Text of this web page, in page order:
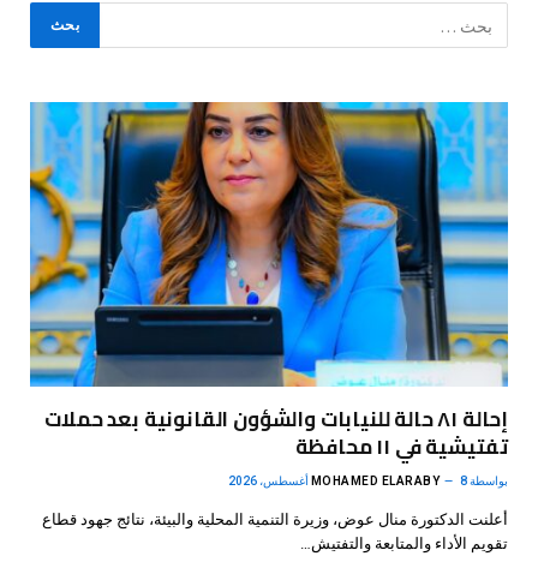
إحالة ٨١ حالة للنيابات والشؤون القانونية بعد حملات
تفتيشية في ١١ محافظة
بواسطة MOHAMED ELARABY 8 أغسطس، 2026
أعلنت الدكتورة منال عوض، وزيرة التنمية المحلية والبيئة، نتائج جهود قطاع
تقويم الأداء والمتابعة والتفتيش…